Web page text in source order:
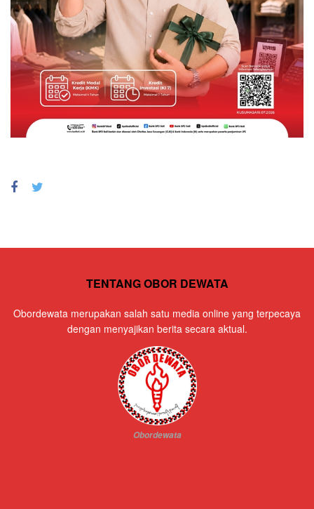
TENTANG OBOR DEWATA
Obordewata merupakan salah satu media online yang terpecaya
dengan menyajikan berita secara aktual.
Obordewata